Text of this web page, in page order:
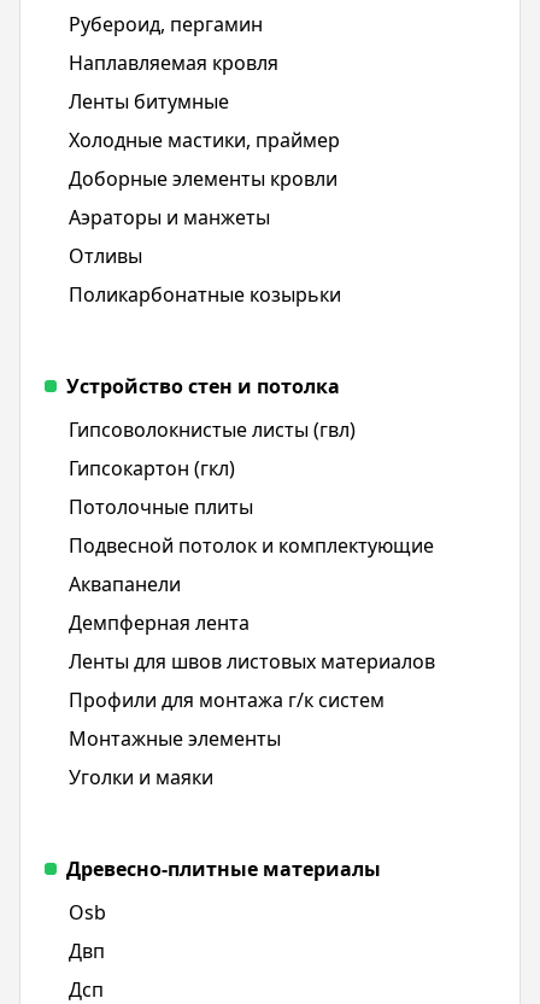
Рубероид, пергамин
Наплавляемая кровля
Ленты битумные
Холодные мастики, праймер
Доборные элементы кровли
Аэраторы и манжеты
Отливы
Поликарбонатные козырьки
Устройство стен и потолка
Гипсоволокнистые листы (гвл)
Гипсокартон (гкл)
Потолочные плиты
Подвесной потолок и комплектующие
Аквапанели
Демпферная лента
Ленты для швов листовых материалов
Профили для монтажа г/к систем
Монтажные элементы
Уголки и маяки
Древесно-плитные материалы
Osb
Двп
Дсп